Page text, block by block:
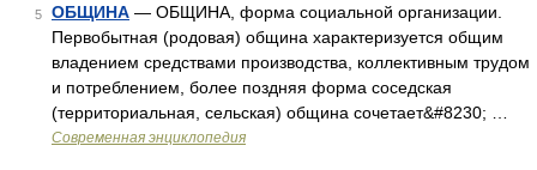
5 ОБЩИНА — ОБЩИНА, форма социальной организации.
Первобытная (родовая) община характеризуется общим
владением средствами производства, коллективным трудом
и потреблением, более поздняя форма соседская
(территориальная, сельская) община сочетает&#8230; …
Современная энциклопедия